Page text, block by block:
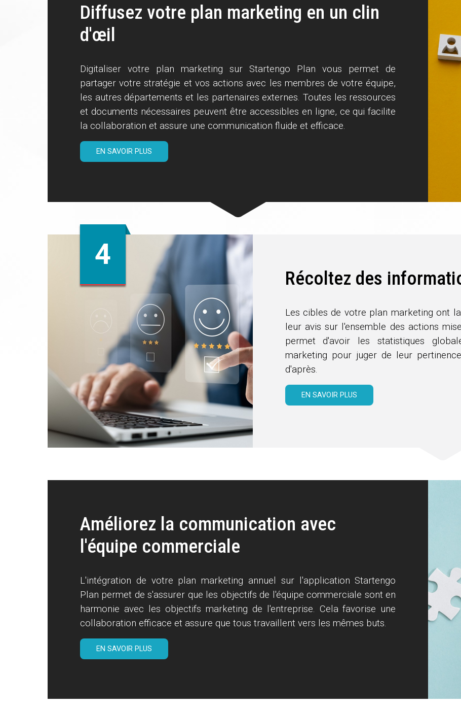
Diffusez votre plan marketing en un clin
d'œil
Digitaliser votre plan marketing sur Startengo Plan vous permet de
partager votre stratégie et vos actions avec les membres de votre équipe,
les autres départements et les partenaires externes. Toutes les ressources
et documents nécessaires peuvent être accessibles en ligne, ce qui facilite
la collaboration et assure une communication fluide et efficace.
EN SAVOIR PLUS
Récoltez des
Les cibles de votre plan marketing ont
leur avis sur l'ensemble des actions
permet d'avoir les statistiques
marketing pour juger de leur
d'après.
EN SAVOIR PLUS
Améliorez la communication avec
l'équipe commerciale
L'intégration de votre plan marketing annuel sur l'application Startengo
Plan permet de s'assurer que les objectifs de l'équipe commerciale sont en
harmonie avec les objectifs marketing de l'entreprise. Cela favorise une
collaboration efficace et assure que tous travaillent vers les mêmes buts.
EN SAVOIR PLUS